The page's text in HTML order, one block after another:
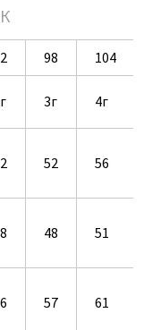
98
104
3г 4г
52 56
48 51
57 61